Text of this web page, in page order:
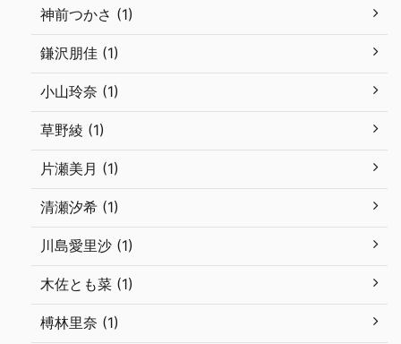
神前つかさ (1)
鎌沢朋佳 (1)
小山玲奈 (1)
草野綾 (1)
片瀬美月 (1)
清瀬汐希 (1)
川島愛里沙 (1)
木佐とも菜 (1)
榑林里奈 (1)